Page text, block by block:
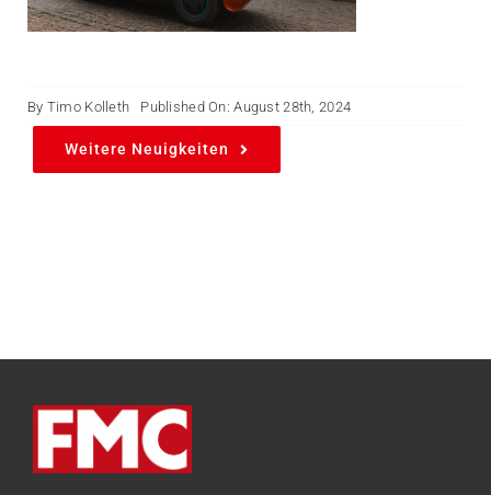
By Timo Kolleth Published On: August 28th, 2024
Weitere Neuigkeiten